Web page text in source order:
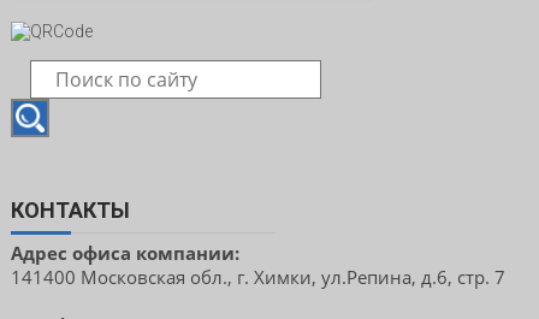
КОНТАКТЫ
Адрес офиса компании:
141400 Московская обл., г. Химки, ул.Репина, д.6, стр. 7